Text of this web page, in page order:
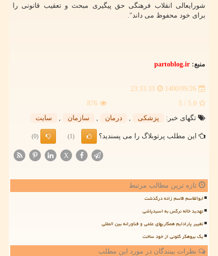
شورایعالی انقلاب فرهنگی حق پیگیری مبحث و تعقیب قانونی را
برای خود محفوظ می داند".
منبع: partoblog.ir
1400/09/26
23:33:33
5.0
/ 5
876
تگهای خبر:
پزشكی , درمان , سازمان , سایت
این مطلب پرتوبلاگ را می پسندید؟ (1)
(0)
X
تازه ترین مطالب مرتبط
ابوالقاسم قاسم زاده درگذشت
تهدید خاله نرگس به اسیدپاشی
تغییر پارادایم همکاریهای علمی و فناورانه بین المللی
یک بیوهکر کلونی از خود ساخت
نظرات بینندگان در مورد این مطلب